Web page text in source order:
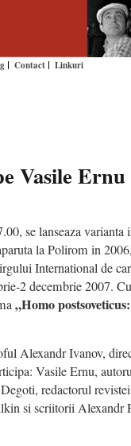
Contact Linkuri
Vasile Ernu
se lanseaza
la Polirom in
International de
2 decembrie 2007.
„Homo
Alexandr Ivanov,
Vasile Ernu,
redactorul
si scriitorii Alexandr